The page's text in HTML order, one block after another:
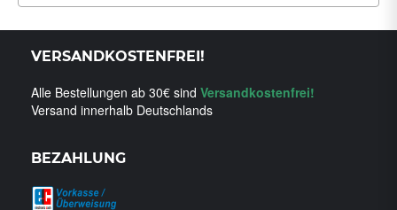
VERSANDKOSTENFREI!
Alle Bestellungen ab 30€ sind Versandkostenfrei!
Versand innerhalb Deutschlands
BEZAHLUNG